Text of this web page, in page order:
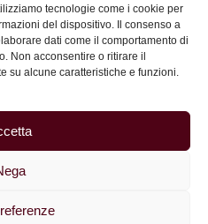
tecnologie come i cookie per
del dispositivo. Il consenso a
dati come il comportamento di
Non acconsentire o ritirare il
su alcune caratteristiche e funzioni.
della Città di Feltre
cookie